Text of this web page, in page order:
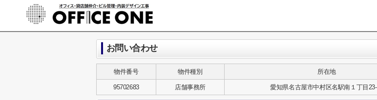
お問い合わせ
物件番号 物件種別 所在地
95702683 店舗事務所 愛知県名古屋市中村区名駅南１丁目